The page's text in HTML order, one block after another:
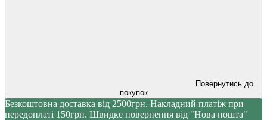
Повернутись до
покупок
Безкоштовна доставка від 2500грн. Накладний платіж при
передоплаті 150грн. Швидке повернення від "Нова пошта"